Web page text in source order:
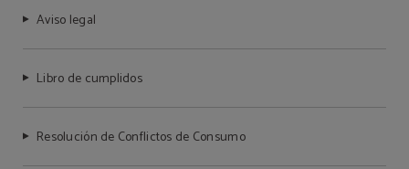
Aviso legal
Libro de cumplidos
Resolución de Conflictos de Consumo